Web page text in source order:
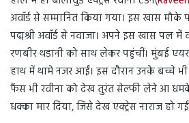
अवॉर्ड से सम्मानित किया गया। इस खास मौके पर
पद्मश्री अवॉर्ड से नवाजा। अपने इस खास पल
रणबीर थडानी को साथ लेकर पहुंचीं। मुंबई
हाथ में थामे नजर आईं। इस दौरान उनके बच्चे
फैंस भी रवीना को देख तुरंत सेल्फी लेने आ
धक्का मार दिया, जिसे देख एक्ट्रेस नाराज हो